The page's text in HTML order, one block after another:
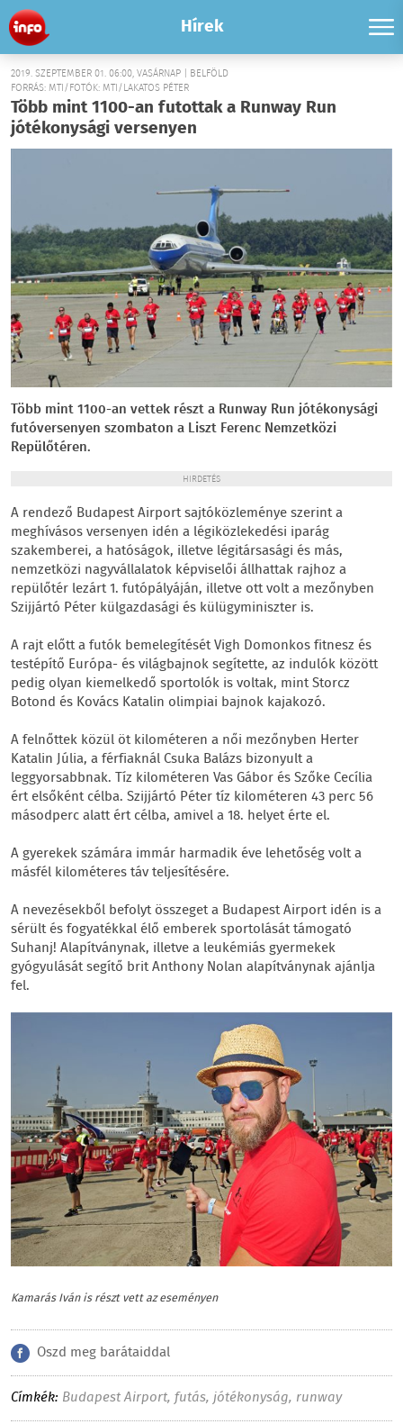
Hírek
2019. SZEPTEMBER 01. 06:00, VASÁRNAP | BELFÖLD
FORRÁS: MTI/FOTÓK: MTI/LAKATOS PÉTER
Több mint 1100-an futottak a Runway Run
jótékonysági versenyen
Több mint 1100-an vettek részt a Runway Run jótékonysági
futóversenyen szombaton a Liszt Ferenc Nemzetközi
Repülőtéren.
HIRDETÉS
A rendező Budapest Airport sajtóközleménye szerint a
meghívásos versenyen idén a légiközlekedési iparág
szakemberei, a hatóságok, illetve légitársasági és más,
nemzetközi nagyvállalatok képviselői állhattak rajhoz a
repülőtér lezárt 1. futópályáján, illetve ott volt a mezőnyben
Szijjártó Péter külgazdasági és külügyminiszter is.
A rajt előtt a futók bemelegítését Vigh Domonkos fitnesz és
testépítő Európa- és világbajnok segítette, az indulók között
pedig olyan kiemelkedő sportolók is voltak, mint Storcz
Botond és Kovács Katalin olimpiai bajnok kajakozó.
A felnőttek közül öt kilométeren a női mezőnyben Herter
Katalin Júlia, a férfiaknál Csuka Balázs bizonyult a
leggyorsabbnak. Tíz kilométeren Vas Gábor és Szőke Cecília
ért elsőként célba. Szijjártó Péter tíz kilométeren 43 perc 56
másodperc alatt ért célba, amivel a 18. helyet érte el.
A gyerekek számára immár harmadik éve lehetőség volt a
másfél kilométeres táv teljesítésére.
A nevezésekből befolyt összeget a Budapest Airport idén is a
sérült és fogyatékkal élő emberek sportolását támogató
Suhanj! Alapítványnak, illetve a leukémiás gyermekek
gyógyulását segítő brit Anthony Nolan alapítványnak ajánlja
fel.
Kamarás Iván is részt vett az eseményen
Oszd meg barátaiddal
Címkék: Budapest Airport,futás,jótékonyság, runway